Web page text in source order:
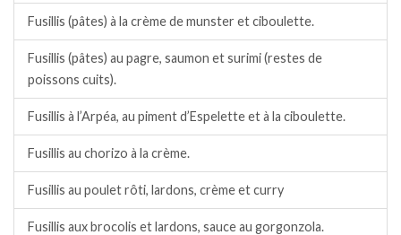
Fusillis (pâtes) à la crème de munster et ciboulette.
Fusillis (pâtes) au pagre, saumon et surimi (restes de
poissons cuits).
Fusillis à l’Arpéa, au piment d’Espelette et à la ciboulette.
Fusillis au chorizo à la crème.
Fusillis au poulet rôti, lardons, crème et curry
Fusillis aux brocolis et lardons, sauce au gorgonzola.